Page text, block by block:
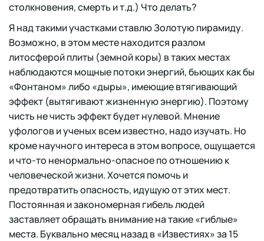
столкновения, смерть и т.д.) Что делать?
Я над такими участками ставлю Золотую пирамиду.
Возможно, в этом месте находится разлом
литосферой плиты (земной коры) в таких местах
наблюдаются мощные потоки энергий, бьющих как бы
«Фонтаном» либо «дыры», имеющие втягивающий
эффект (вытягивают жизненную энергию). Поэтому
чисть не чисть эффект будет нулевой. Мнение
уфологов и ученых всем известно, надо изучать. Но
кроме научного интереса в этом вопросе, ощущается
и что-то ненормально-опасное по отношению к
человеческой жизни. Хочется помочь и
предотвратить опасность, идущую от этих мест.
Постоянная и закономерная гибель людей
заставляет обращать внимание на такие «гиблые»
места. Буквально месяц назад в «Известиях» за 15